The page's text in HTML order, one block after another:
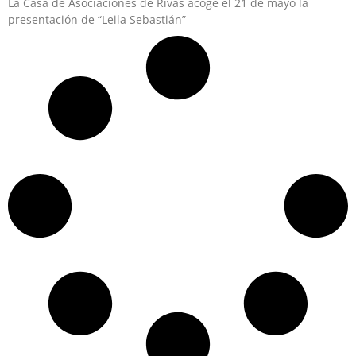
La Casa de Asociaciones de Rivas acoge el 21 de mayo la
presentación de “Leila Sebastián”